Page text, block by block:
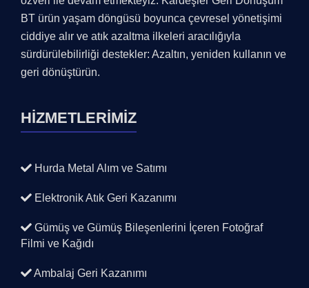
BT ürün yaşam döngüsü boyunca çevresel yönetişimi
ciddiye alır ve atık azaltma ilkeleri aracılığıyla
sürdürülebilirliği destekler: Azaltın, yeniden kullanın ve
geri dönüştürün.
HİZMETLERİMİZ
Hurda Metal Alım ve Satımı
Elektronik Atık Geri Kazanımı
Gümüş ve Gümüş Bileşenlerini İçeren Fotoğraf
Filmi ve Kağıdı
Ambalaj Geri Kazanımı